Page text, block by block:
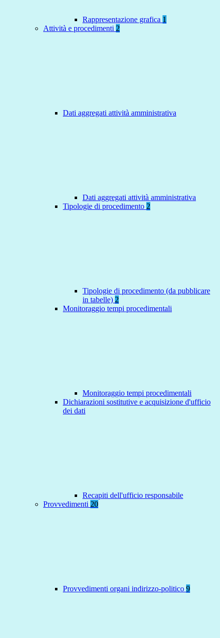
Rappresentazione grafica 1
Attività e procedimenti 2
Dati aggregati attività amministrativa
Dati aggregati attività amministrativa
Tipologie di procedimento 2
Tipologie di procedimento (da pubblicare
in tabelle) 2
Monitoraggio tempi procedimentali
Monitoraggio tempi procedimentali
Dichiarazioni sostitutive e acquisizione d'ufficio
dei dati
Recapiti dell'ufficio responsabile
Provvedimenti 20
Provvedimenti organi indirizzo-politico 9